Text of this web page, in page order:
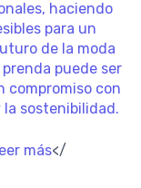
haciendo
para un
de la moda
puede ser
compromiso con
sostenibilidad.
más</